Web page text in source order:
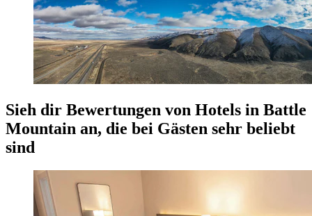
Sieh dir Bewertungen von Hotels in Battle
Mountain an, die bei Gästen sehr beliebt
sind